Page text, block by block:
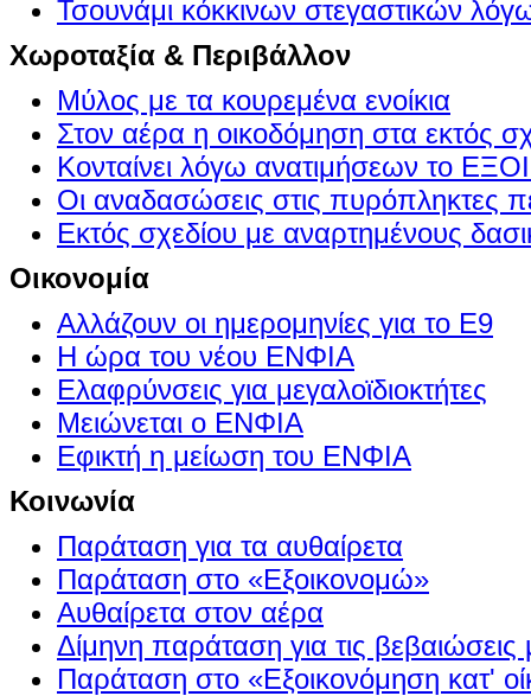
Τσουνάμι κόκκινων στεγαστικών
Χωροταξία & Περιβάλλον
Μύλος με τα κουρεμένα ενοίκια
Στον αέρα η οικοδόμηση στα εκτός
Κονταίνει λόγω ανατιμήσεων το
Οι αναδασώσεις στις πυρόπληκτες
Εκτός σχεδίου με αναρτημένους
Οικονομία
Αλλάζουν οι ημερομηνίες για το Ε9
Η ώρα του νέου ΕΝΦΙΑ
Ελαφρύνσεις για μεγαλοϊδιοκτήτες
Μειώνεται ο ΕΝΦΙΑ
Εφικτή η μείωση του ΕΝΦΙΑ
Κοινωνία
Παράταση για τα αυθαίρετα
Παράταση στο «Εξοικονομώ»
Αυθαίρετα στον αέρα
Δίμηνη παράταση για τις βεβαιώσεις
Παράταση στο «Εξοικονόμηση κατ'